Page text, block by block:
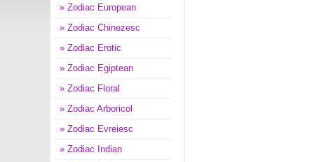
» Zodiac European
» Zodiac Chinezesc
» Zodiac Erotic
» Zodiac Egiptean
» Zodiac Floral
» Zodiac Arboricol
» Zodiac Evreiesc
» Zodiac Indian